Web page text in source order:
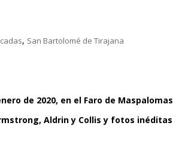
, San Bartolomé de Tirajana
de 2020, en el Faro de Maspalomas
Aldrin y Collis y fotos inéditas